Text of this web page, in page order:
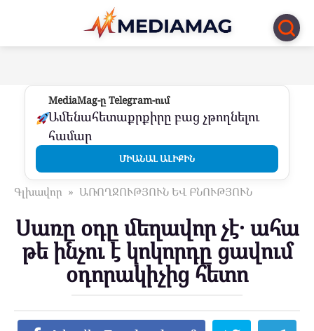
Перейти
контенту
MediaMag-ը Telegram-ում
Ամենահետաքրքիրը բաց չթողնելու
համար
ՄԻԱՆԱԼ ԱԼԻՔԻՆ
Գլխավոր » ԱՌՈՂՋՈՒԹՅՈՒՆ ԵՎ ԲՆՈՒԹՅՈՒՆ
Սառը օդը մեղավոր չէ․ ահա
թե ինչու է կոկորդը ցավում
օդորակիչից հետո